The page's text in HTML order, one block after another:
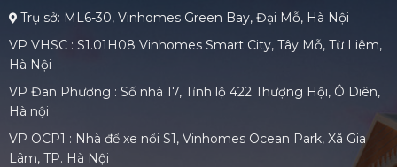
Trụ sở: ML6-30, Vinhomes Green Bay, Đại Mỗ, Hà Nội
VP VHSC : S1.01H08 Vinhomes Smart City, Tây Mỗ, Từ Liêm,
Hà Nội
VP Đan Phượng : Số nhà 17, Tỉnh lộ 422 Thượng Hội, Ô Diên,
Hà nội
VP OCP1 : Nhà để xe nổi S1, Vinhomes Ocean Park, Xã Gia
Lâm, TP. Hà Nội